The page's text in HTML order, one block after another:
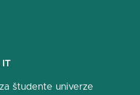
IT
študente univerze